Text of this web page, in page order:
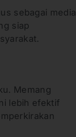
sebagai media
siap
Memang
lebih efektif